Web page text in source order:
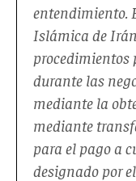
entendimiento.
Islámica de
procedimientos
durante las
mediante la
mediante
para el pago a
designado por